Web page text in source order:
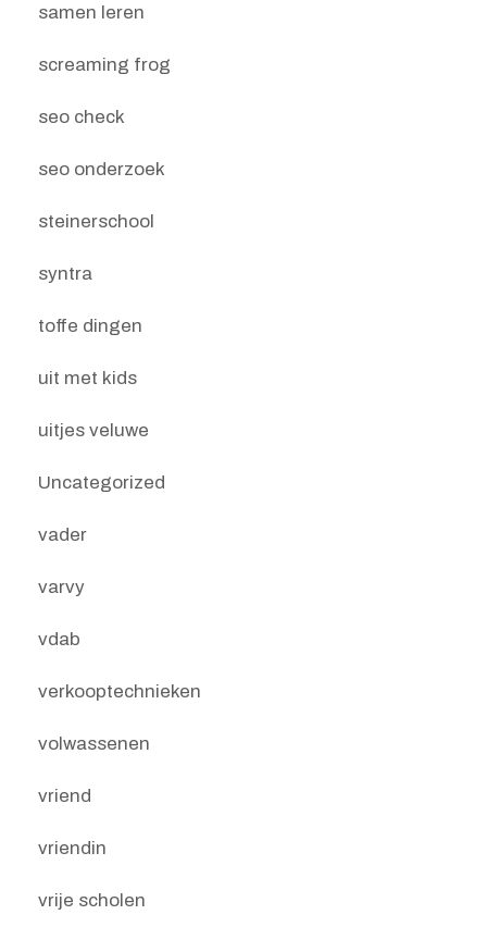
samen leren
screaming frog
seo check
seo onderzoek
steinerschool
syntra
toffe dingen
uit met kids
uitjes veluwe
Uncategorized
vader
varvy
vdab
verkooptechnieken
volwassenen
vriend
vriendin
vrije scholen